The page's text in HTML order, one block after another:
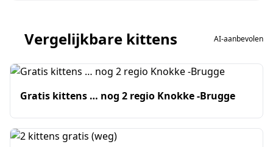
Vergelijkbare kittens AI-aanbevolen
Gratis kittens … nog 2 regio Knokke -Brugge